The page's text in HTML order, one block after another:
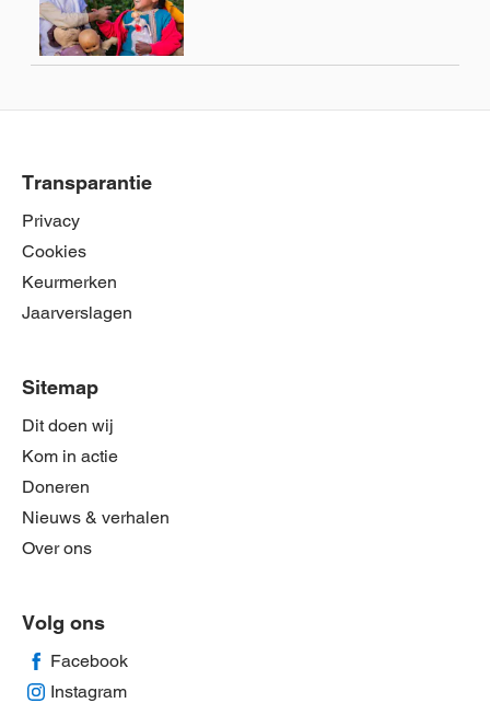
Transparantie
Privacy
Cookies
Keurmerken
Jaarverslagen
Sitemap
Dit doen wij
Kom in actie
Doneren
Nieuws & verhalen
Over ons
Volg ons
Facebook
Instagram